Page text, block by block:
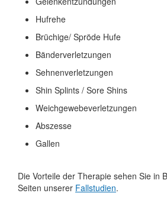
Hufrehe
Brüchige/ Spröde Hufe
Bänderverletzungen
Sehnenverletzungen
Shin Splints / Sore Shins
Weichgewebeverletzungen
Abszesse
Gallen
Die Vorteile der Therapie sehen Sie in
Seiten unserer Fallstudien.